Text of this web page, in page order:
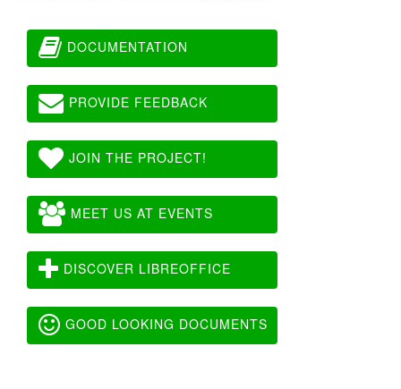
DOCUMENTATION
PROVIDE FEEDBACK
JOIN THE PROJECT!
MEET US AT EVENTS
DISCOVER LIBREOFFICE
GOOD LOOKING DOCUMENTS